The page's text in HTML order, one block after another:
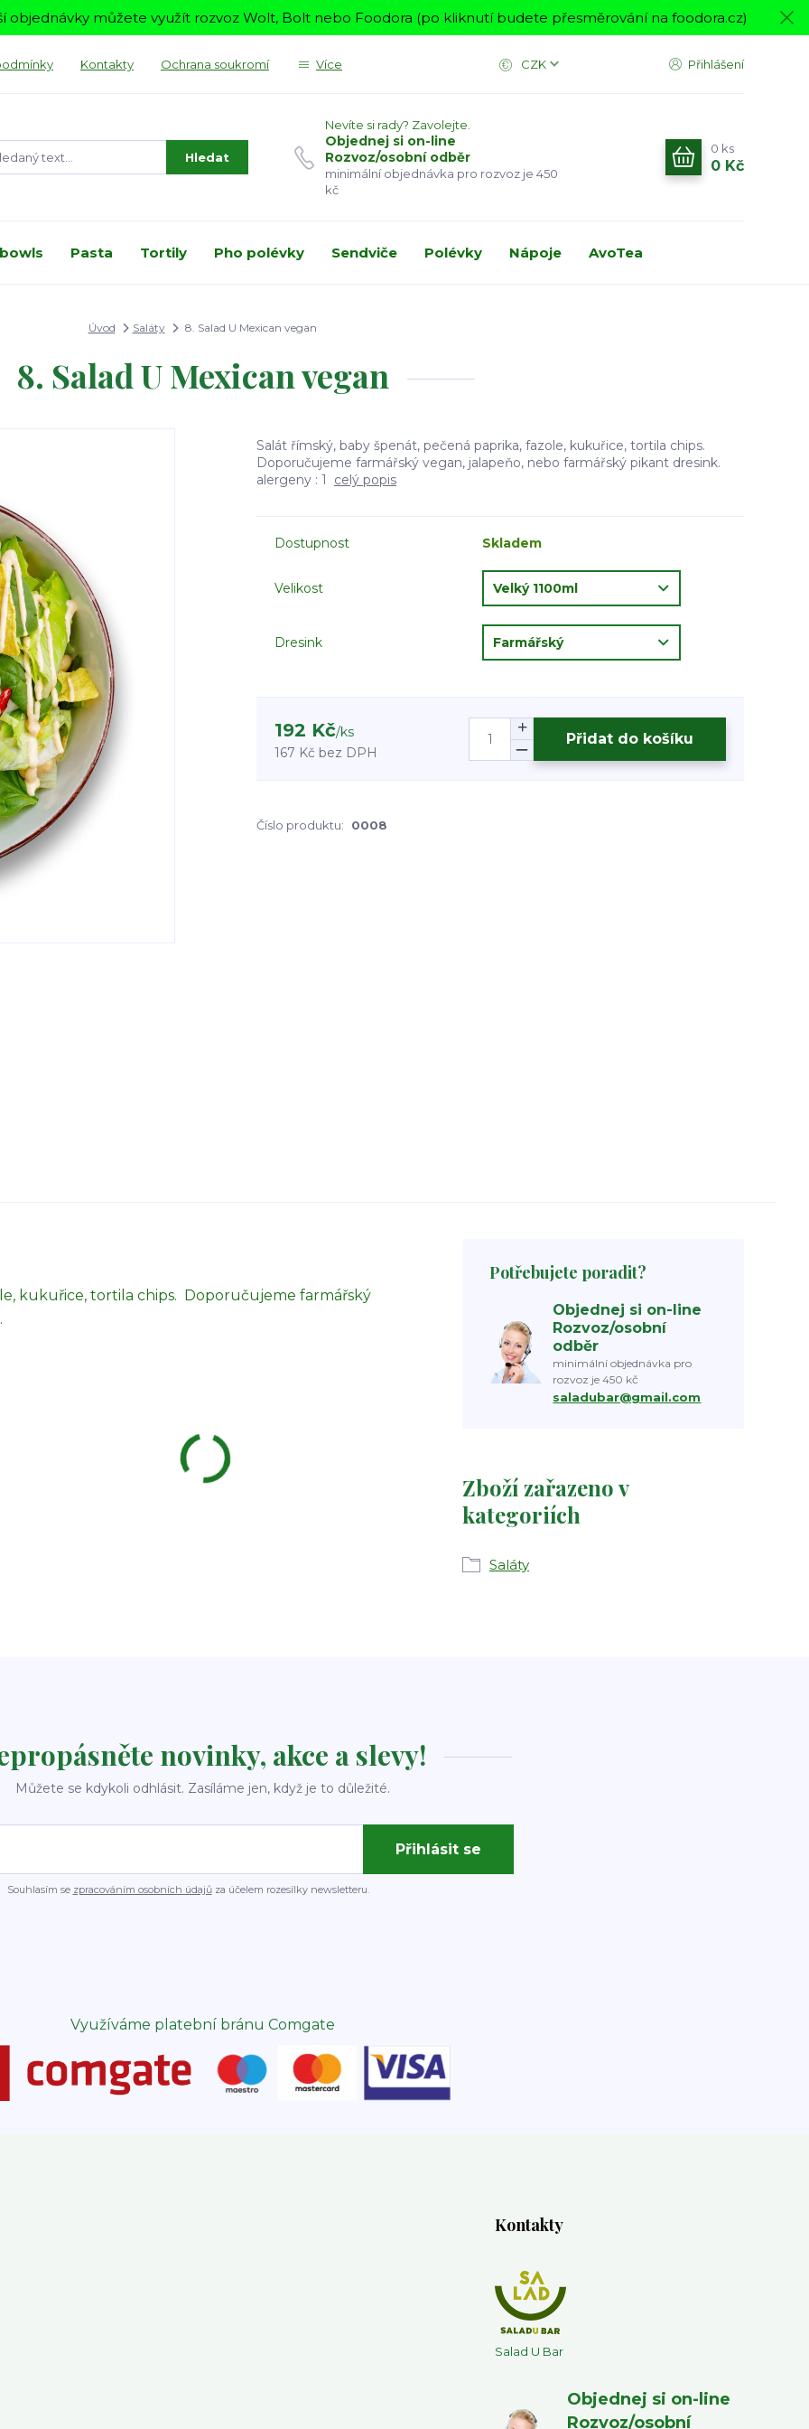
objednávky můžete využít rozvoz Wolt, Bolt nebo Foodora (po kliknutí budete přesměrování na foodora.cz)
Kontakty Ochrana soukromí Více CZK Přihlášení
Hledat
Nevíte si rady? Zavolejte.
Objednej si on-line
Rozvoz/osobní odběr
minimální objednávka pro rozvoz je 450
kč
0 ks
0 Kč
Pasta Tortily Pho polévky Sendviče Polévky Nápoje AvoTea
Úvod Saláty 8. Salad U Mexican vegan
8. Salad U Mexican vegan
Salát římský, baby špenát, pečená paprika, fazole, kukuřice, tortila chips.
Doporučujeme farmářský vegan, jalapeňo, nebo farmářský pikant dresink.
alergeny : 1 celý popis
Dostupnost Skladem
Velikost
Dresink
192 Kč/ks
167 Kč bez DPH
Přidat do košíku
Číslo produktu: 0008
kukuřice, tortila chips. Doporučujeme farmářský
Zboží zařazeno v
kategoriích
Saláty
Potřebujete poradit?
Objednej si on-line
Rozvoz/osobní
odběr
minimální objednávka pro
rozvoz je 450 kč
saladubar@gmail.com
novinky, akce a slevy!
Můžete se kdykoli odhlásit. Zasíláme jen, když je to důležité.
Přihlásit se
Souhlasím se zpracováním osobních údajůza účelem rozesílky newsletteru.
Využíváme platební bránu Comgate
Kontakty
Salad U Bar
Objednej si on-line
Rozvoz/osobní